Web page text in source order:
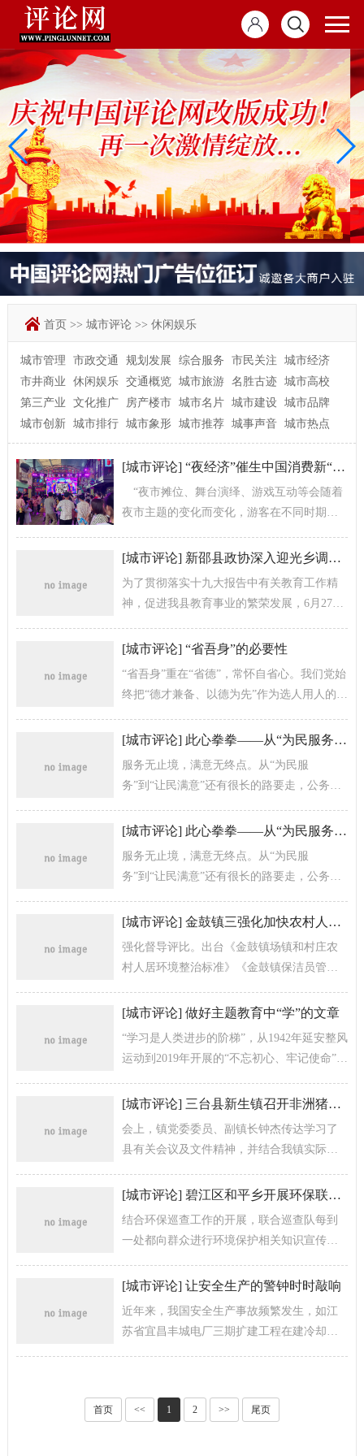
首页 >> 城市评论 >> 休闲娱乐
城市管理 市政交通 规划发展 综合服务 市民关注
城市经济
市井商业
休闲娱乐 交通概览 城市旅游 名胜古迹
城市高校
第三产业
文化推广 房产楼市 城市名片 城市建设
城市品牌
城市创新
城市排行 城市象形 城市推荐 城事声音 城市热点
[城市评论] “夜经济”催生中国消费新“夜”态
“夜市摊位、舞台演绎、游戏互动等会随着
夜市主题的变化而变化，游客在不同时期前
旭说，“自今年‘五一’期间夜市开...
[城市评论] 新邵县政协深入迎光乡调研边远乡镇教育现状
为了贯彻落实十九大报告中有关教育工作精
神，促进我县教育事业的繁荣发展，6月27
研边远乡镇教育现状，迎光乡党委书记...
[城市评论] “省吾身”的必要性
“省吾身”重在“省德”，常怀自省心。我们党始
终把“德才兼备、以德为先”作为选人用人的重
于人才的基本底线。
[城市评论] 此心拳拳——从“为民服务”到“让民满意”
服务无止境，满意无终点。从“为民服
务”到“让民满意”还有很长的路要走，公务员
民服务”基础上，把“让民满意”作为...
[城市评论] 此心拳拳——从“为民服务”到“让民满意”
服务无止境，满意无终点。从“为民服
务”到“让民满意”还有很长的路要走，公务员
民服务”基础上，把“让民满意”作为...
[城市评论] 金鼓镇三强化加快农村人居环境整治
强化督导评比。出台《金鼓镇场镇和村庄农
村人居环境整治标准》《金鼓镇保洁员管理
务督导员15名。
[城市评论] 做好主题教育中“学”的文章
“学习是人类进步的阶梯”，从1942年延安整风
运动到2019年开展的“不忘初心、牢记使命”主
党员的学习教育，只有...
[城市评论] 三台县新生镇召开非洲猪瘟疫病防控工作会议
会上，镇党委委员、副镇长钟杰传达学习了
县有关会议及文件精神，并结合我镇实际，
作做了安排部署。
[城市评论] 碧江区和平乡开展环保联合巡查工作
结合环保巡查工作的开展，联合巡查队每到
一处都向群众进行环境保护相关知识宣传。
的相关要求自觉参与到其中，营造“人人...
[城市评论] 让安全生产的警钟时时敲响
近年来，我国安全生产事故频繁发生，如江
苏省宜昌丰城电厂三期扩建工程在建冷却塔
首页 << 1 2 >> 尾页